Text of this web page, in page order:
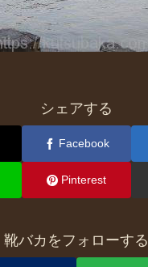
シェアする
Facebook
Pinterest
靴バカをフォローする